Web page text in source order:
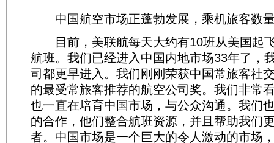
中国航空市场正蓬勃发展，乘机旅客数
目前，美联航每天大约有10班从美国起
航班。我们已经进入中国内地市场33年了，
司都更早进入。我们刚刚荣获中国常旅客社
的最受常旅客推荐的航空公司奖。我们非常
也一直在培育中国市场，与公众沟通。我们
的合作，他们整合航班资源，并且帮助我们
者。中国市场是一个巨大的令人激动的市场